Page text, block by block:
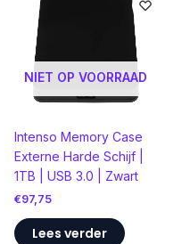
NIET OP VOORRAAD
Intenso Memory Case
Externe Harde Schijf |
1TB | USB 3.0 | Zwart
€97,75
Lees verder